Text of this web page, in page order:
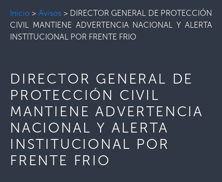
Inicio > Avisos> DIRECTOR GENERAL DE PROTECCIÓN
CIVIL MANTIENE ADVERTENCIA NACIONAL Y ALERTA
INSTITUCIONAL POR FRENTE FRIO
DIRECTOR GENERAL DE
PROTECCIÓN CIVIL
MANTIENE ADVERTENCIA
NACIONAL Y ALERTA
INSTITUCIONAL POR
FRENTE FRIO